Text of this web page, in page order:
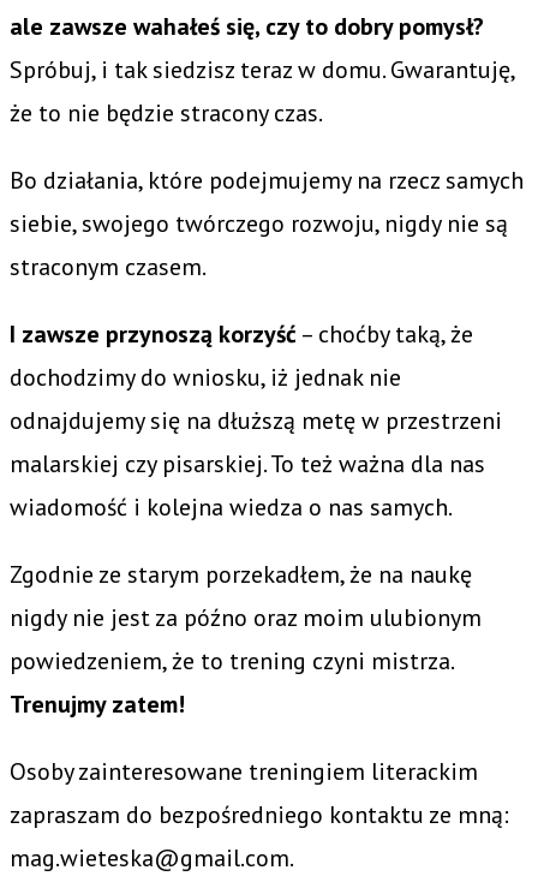
ale zawsze wahałeś się, czy to dobry pomysł?
Spróbuj, i tak siedzisz teraz w domu. Gwarantuję,
że to nie będzie stracony czas.
Bo działania, które podejmujemy na rzecz samych
siebie, swojego twórczego rozwoju, nigdy nie są
straconym czasem.
I zawsze przynoszą korzyść – choćby taką, że
dochodzimy do wniosku, iż jednak nie
odnajdujemy się na dłuższą metę w przestrzeni
malarskiej czy pisarskiej. To też ważna dla nas
wiadomość i kolejna wiedza o nas samych.
Zgodnie ze starym porzekadłem, że na naukę
nigdy nie jest za późno oraz moim ulubionym
powiedzeniem, że to trening czyni mistrza.
Trenujmy zatem!
Osoby zainteresowane treningiem literackim
zapraszam do bezpośredniego kontaktu ze mną:
mag.wieteska@gmail.com.